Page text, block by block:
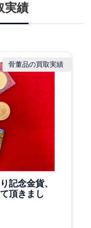
実績
骨董品の買取実績
記念金貨、
頂きまし